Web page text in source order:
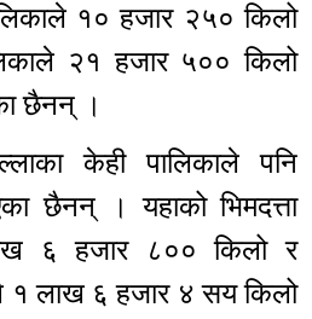
१० हजार २५० किलो
२१ हजार ५०० किलो
छैनन् ।
केही पालिकाले पनि
छैनन् । यहाको भिमदत्ता
६ हजार ८०० किलो र
१ लाख ६ हजार ४ सय किलो